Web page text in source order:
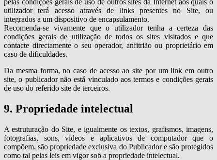
pelas condições gerais de uso de outros sites da Internet aos quais o
utilizador terá acesso através de links presentes no Site, ou
integrados a um dispositivo de encapsulamento.
Recomenda-se vivamente que o utilizador tenha a certeza das
condições gerais de utilização de todos os sites visitados e que
contacte directamente o seu operador, anfitrião ou proprietário em
caso de dificuldades.
Da mesma forma, no caso de acesso ao site por um link em outro
site, o publicador não está vinculado aos termos e condições gerais
de uso do referido site de terceiros.
9. Propriedade intelectual
A estruturação do Site, e igualmente os textos, grafismos, imagens,
fotografias, sons, vídeos e aplicativos de computador que o
compõem, são propriedade exclusiva do Publicador e são protegidos
como tal pelas leis em vigor sob a propriedade intelectual.